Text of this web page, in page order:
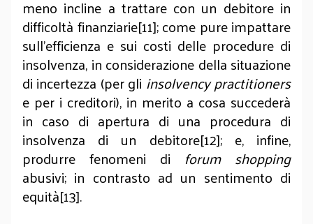
meno incline a trattare con un debitore in
difficoltà finanziarie[11]; come pure impattare
sull’efficienza e sui costi delle procedure di
insolvenza, in considerazione della situazione
di incertezza (per gli insolvency practitioners
e per i creditori), in merito a cosa succederà
in caso di apertura di una procedura di
insolvenza di un debitore[12]; e, infine,
produrre fenomeni di forum shopping
abusivi; in contrasto ad un sentimento di
equità[13].